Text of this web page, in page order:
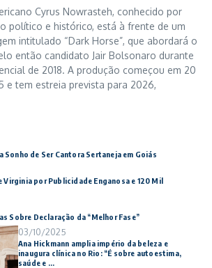
Cyrus Nowrasteh, conhecido por
político e histórico, está à frente de um
intitulado “Dark Horse”, que abordará o
então candidato Jair Bolsonaro durante
de 2018. A produção começou em 20
e tem estreia prevista para 2026,
Sonho de Ser Cantora Sertaneja em Goiás
Virginia por Publicidade Enganosa e 120 Mil
Sobre Declaração da “Melhor Fase”
03/10/2025
Ana Hickmann amplia império da beleza e
inaugura clínica no Rio: “É sobre autoestima,
saúde e ...